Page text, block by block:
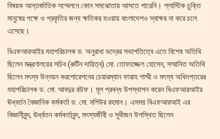
বিষয়ক আন্তর্জাতিক সম্মেলনে কোন সমঝোতায় আসতে পারেনি। প্লাস্টিক চুক্তি
মানুষের পক্ষে ও প্রকৃতির জন্য ক্ষতিকর হওয়ায় বাংলাদেশও স্বাক্ষর না করে চলে
এসেছে।
বিএফআরআইর মহাপরিচালক ড. অনুরাধা ভদ্রের সভাপতিত্বে এতে বিশেষ অতিথি
ছিলেন মন্ত্রণালয়ের সচিব (রুটিন দায়িত্ব) মো. তোফাজ্জেল হোসেন, সম্মানিত অতিথি
ছিলেন মৎস্য উন্নয়ন করপোরেশনের চেয়ারম্যান ফারাহ শাম্মী ও মৎস্য অধিদপ্তরের
মহাপরিচালক ড. মো. আবদুর রউফ। মূল প্রবন্ধ উপস্থাপন করেন বিএফআরআইর
ঊধ্বর্তন বৈজ্ঞানিক কর্মকর্তা ড. মো. মশিউর রহমান। এসময় বিএফআরআই এর
বিজ্ঞানীবৃন্দ, ঊর্ধ্বতন কর্মকর্তাবৃন্দ, মৎস্যজীবী ও সুধীজন উপস্থিত ছিলেন